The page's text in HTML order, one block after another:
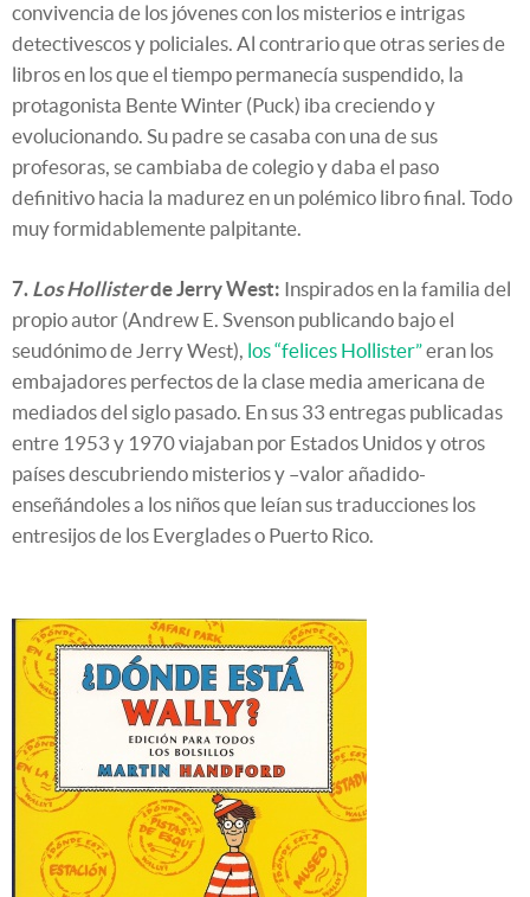
convivencia de los jóvenes con los misterios e intrigas
detectivescos y policiales. Al contrario que otras series de
libros en los que el tiempo permanecía suspendido, la
protagonista Bente Winter (Puck) iba creciendo y
evolucionando. Su padre se casaba con una de sus
profesoras, se cambiaba de colegio y daba el paso
definitivo hacia la madurez en un polémico libro final. Todo
muy formidablemente palpitante.
7. Los Hollisterde Jerry West: Inspirados en la familia del
propio autor (Andrew E. Svenson publicando bajo el
seudónimo de Jerry West), los “felices Hollister”eran los
embajadores perfectos de la clase media americana de
mediados del siglo pasado. En sus 33 entregas publicadas
entre 1953 y 1970 viajaban por Estados Unidos y otros
países descubriendo misterios y –valor añadido-
enseñándoles a los niños que leían sus traducciones los
entresijos de los Everglades o Puerto Rico.